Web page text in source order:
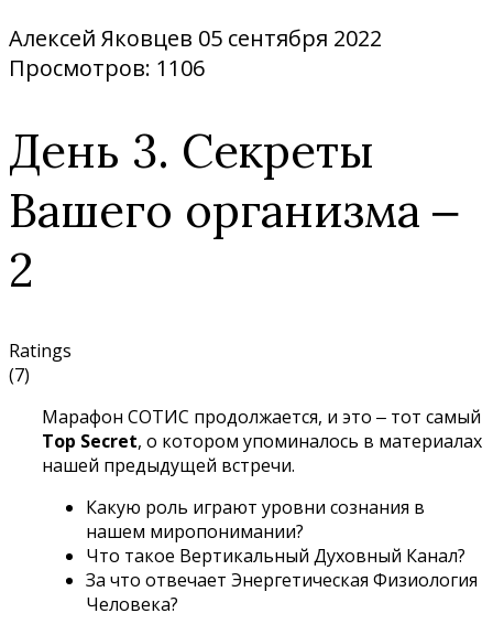
Алексей Яковцев 05 сентября 2022
Просмотров: 1106
День 3. Секреты
Вашего организма ‒
2
Ratings
(7)
Марафон СОТИС продолжается, и это ‒ тот самый
Top Secret, о котором упоминалось в материалах
нашей предыдущей встречи.
Какую роль играют уровни сознания в
нашем миропонимании?
Что такое Вертикальный Духовный Канал?
За что отвечает Энергетическая Физиология
Человека?